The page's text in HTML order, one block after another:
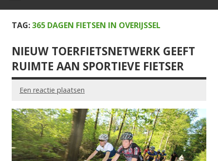
TAG:365 DAGEN FIETSEN IN OVERIJSSEL
NIEUW TOERFIETSNETWERK GEEFT
RUIMTE AAN SPORTIEVE FIETSER
Een reactie plaatsen